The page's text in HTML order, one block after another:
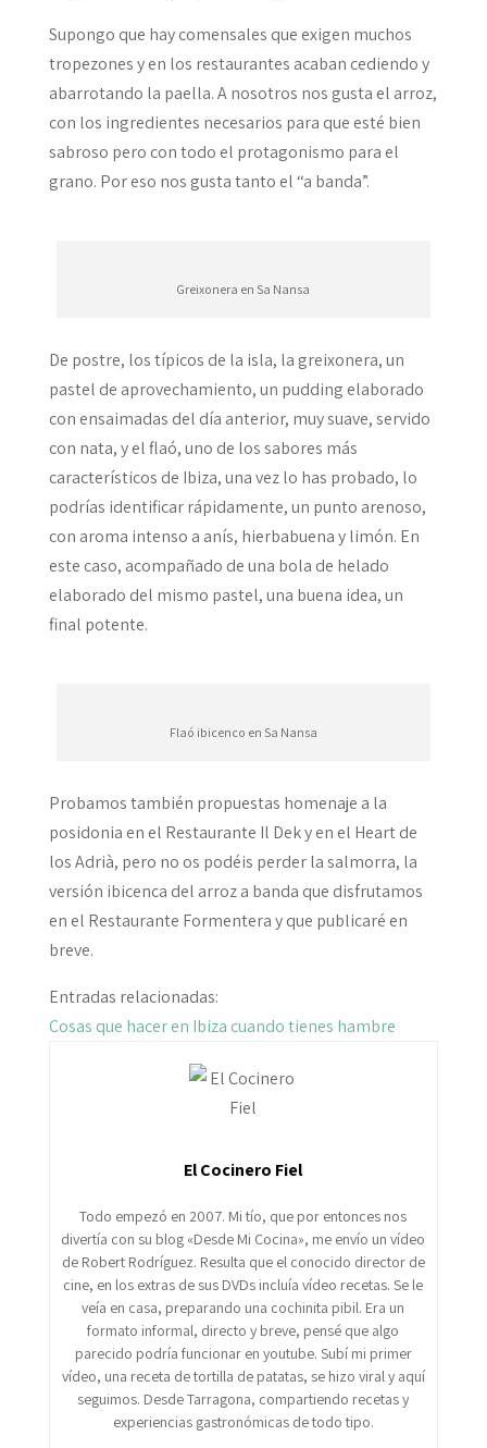
Supongo que hay comensales que exigen muchos
tropezones y en los restaurantes acaban cediendo y
abarrotando la paella. A nosotros nos gusta el arroz,
con los ingredientes necesarios para que esté bien
sabroso pero con todo el protagonismo para el
grano. Por eso nos gusta tanto el “a banda”.
Greixonera en Sa Nansa
De postre, los típicos de la isla, la greixonera, un
pastel de aprovechamiento, un pudding elaborado
con ensaimadas del día anterior, muy suave, servido
con nata, y el flaó, uno de los sabores más
característicos de Ibiza, una vez lo has probado, lo
podrías identificar rápidamente, un punto arenoso,
con aroma intenso a anís, hierbabuena y limón. En
este caso, acompañado de una bola de helado
elaborado del mismo pastel, una buena idea, un
final potente.
Flaó ibicenco en Sa Nansa
Probamos también propuestas homenaje a la
posidonia en el Restaurante Il Dek y en el Heart de
los Adrià, pero no os podéis perder la salmorra, la
versión ibicenca del arroz a banda que disfrutamos
en el Restaurante Formentera y que publicaré en
breve.
Entradas relacionadas:
Cosas que hacer en Ibiza cuando tienes hambre
El Cocinero Fiel
Todo empezó en 2007. Mi tío, que por entonces nos
divertía con su blog «Desde Mi Cocina», me envío un vídeo
de Robert Rodríguez. Resulta que el conocido director de
cine, en los extras de sus DVDs incluía vídeo recetas. Se le
veía en casa, preparando una cochinita pibil. Era un
formato informal, directo y breve, pensé que algo
parecido podría funcionar en youtube. Subí mi primer
vídeo, una receta de tortilla de patatas, se hizo viral y aquí
seguimos. Desde Tarragona, compartiendo recetas y
experiencias gastronómicas de todo tipo.